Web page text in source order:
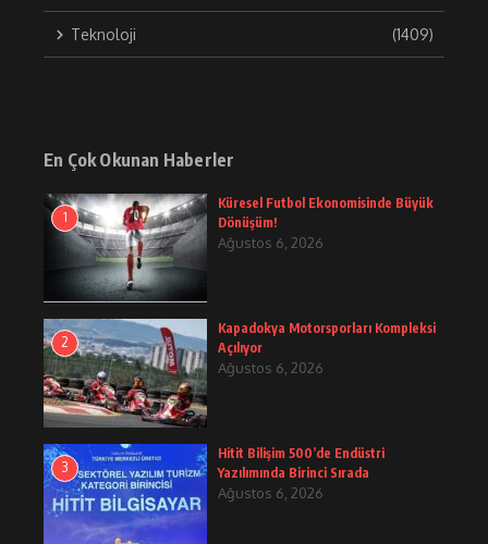
Teknoloji (1409)
En Çok Okunan Haberler
1
Küresel Futbol Ekonomisinde Büyük
Dönüşüm!
Ağustos 6, 2026
2
Kapadokya Motorsporları Kompleksi
Açılıyor
Ağustos 6, 2026
3
Hitit Bilişim 500’de Endüstri
Yazılımında Birinci Sırada
Ağustos 6, 2026